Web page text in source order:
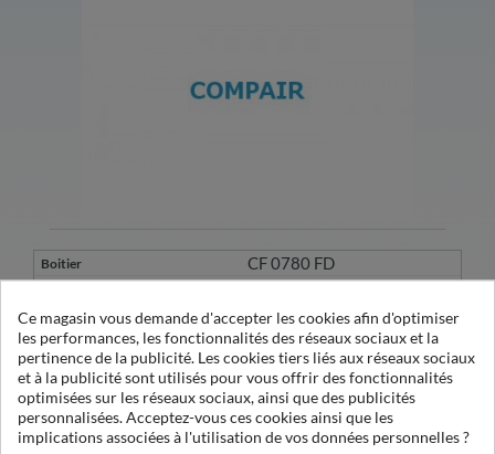
CF 0780 FD
CE 0198 D
4
COM 0198 ACS
4680
C.A.
Ce magasin vous demande d'accepter les cookies afin d'optimiser
les performances, les fonctionnalités des réseaux sociaux et la
pertinence de la publicité. Les cookies tiers liés aux réseaux sociaux
et à la publicité sont utilisés pour vous offrir des fonctionnalités
optimisées sur les réseaux sociaux, ainsi que des publicités
personnalisées. Acceptez-vous ces cookies ainsi que les
implications associées à l'utilisation de vos données personnelles ?